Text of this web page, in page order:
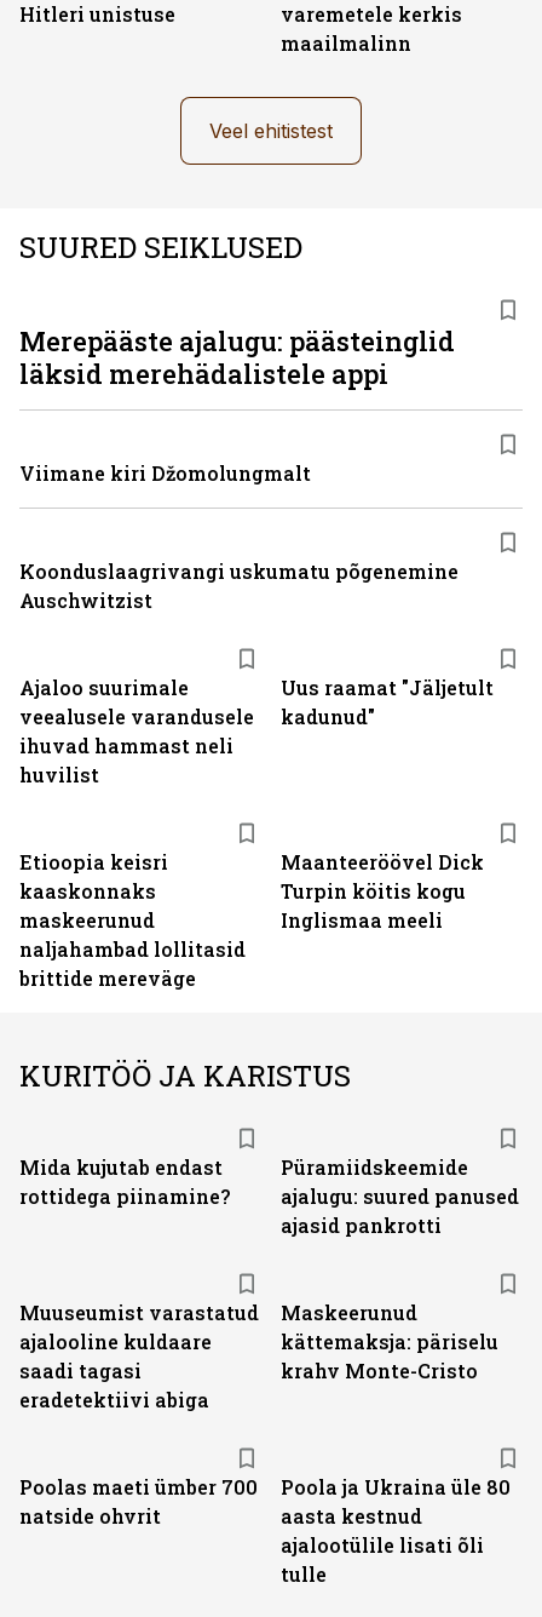
Hitleri unistuse
varemetele kerkis
maailmalinn
Veel ehitistest
SUURED SEIKLUSED
Ajaloo suurimale
veealusele varandusele
ihuvad hammast neli
huvilist
Uus raamat "Jäljetult
kadunud"
Etioopia keisri
kaaskonnaks
maskeerunud
naljahambad lollitasid
brittide mereväge
Maanteeröövel Dick
Turpin köitis kogu
Inglismaa meeli
Merepääste ajalugu: päästeinglid
läksid merehädalistele appi
Viimane kiri Džomolungmalt
Koonduslaagrivangi uskumatu põgenemine
Auschwitzist
KURITÖÖ JA KARISTUS
Mida kujutab endast
rottidega piinamine?
Püramiidskeemide
ajalugu: suured panused
ajasid pankrotti
Muuseumist varastatud
ajalooline kuldaare
saadi tagasi
eradetektiivi abiga
Maskeerunud
kättemaksja: päriselu
krahv Monte-Cristo
Poolas maeti ümber 700
natside ohvrit
Poola ja Ukraina üle 80
aasta kestnud
ajalootülile lisati õli
tulle